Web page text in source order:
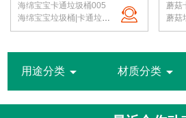
海绵宝宝卡通垃圾桶005
海绵宝宝垃圾桶|卡通垃圾桶|校园垃圾桶|幼儿园果皮箱|垃圾桶定制|北京洁净新雅
蘑菇
蘑菇垃圾桶|卡
用途分类arrow_drop_down 材质分类 arrow_drop_down